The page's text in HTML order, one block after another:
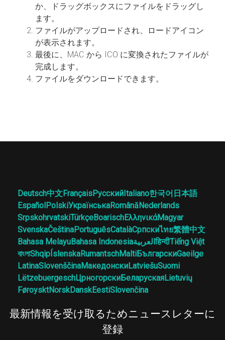
か、ドラッグボックスにファイルをドラッグし
ます。
ファイルがアップロードされ、ロードアイコン
が表示されます。
最後に、MAC から ICO に変換されたファイルが
完成します。
ファイルをダウンロードできます。
Deutsch中文FrançaisРусскийItaliano한국어 日本語
EspañolPolskiУкраїнськаRomânăNederlands
SrpskohrvatskiTürkçeBoarischΕλληνικάMagyar
SvenskaČeštinaPortuguêsCatalàСрпскиไทย繁體中文
Bahasa MelayuBahasa Indonesiaالعربيةहिन्दीTiếng Việt
বাংলাShqipÍslenskaRumantschMaltiБългарскиGaeilge
LatinaSlovenščinaМакедонскиLatviešuSuomi
LëtzebuergeschЦрногорскиБеларускаяLietuvių
FøroysktNorskDanskEestiSlovenčina
最新情報を受け取るためニュースレターに
登録